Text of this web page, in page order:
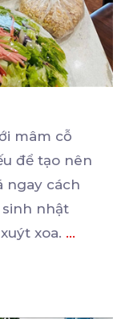
mâm cỗ
để tạo nên
ngay cách
nhật
xoa. ...